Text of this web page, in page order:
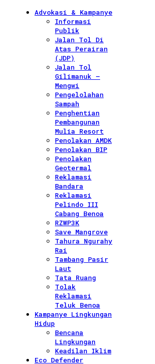
Advokasi & Kampanye
Informasi
Publik
Jalan Tol Di
Atas Perairan
(JDP)
Jalan Tol
Gilimanuk –
Mengwi
Pengelolahan
Sampah
Penghentian
Pembangunan
Mulia Resort
Penolakan AMDK
Penolakan BIP
Penolakan
Geotermal
Reklamasi
Bandara
Reklamasi
Pelindo III
Cabang Benoa
RZWP3K
Save Mangrove
Tahura Ngurahy
Rai
Tambang Pasir
Laut
Tata Ruang
Tolak
Reklamasi
Teluk Benoa
Kampanye Lingkungan
Hidup
Bencana
Lingkungan
Keadilan Iklim
Eco Defender